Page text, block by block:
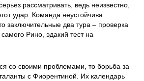
рассматривать, ведь неизвестно,
удар. Команда неустойчива
заключительные два тура – проверка
Рино, эдакий тест на
со своими проблемами, то борьба за
с Фиорентиной. Их календарь